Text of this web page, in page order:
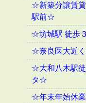
☆新築分譲賃
駅前☆
☆坊城駅 徒歩
☆奈良医大近
☆大和八木駅
タ☆
☆年末年始休